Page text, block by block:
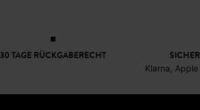
30 TAGE RÜCKGABERECHT
Klarna,